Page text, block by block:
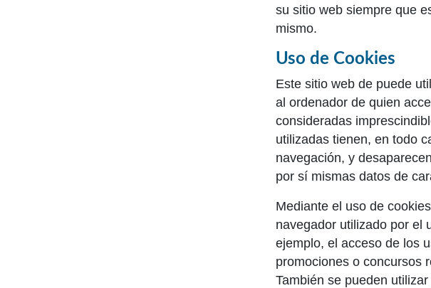
su sitio web siempre que
mismo.
Uso de Cookies
Este sitio web de puede
al ordenador de quien
consideradas
utilizadas tienen, en todo
navegación, y
por sí mismas datos de
Mediante el uso de
navegador utilizado por el
ejemplo, el acceso de los
promociones o concursos
También se pueden